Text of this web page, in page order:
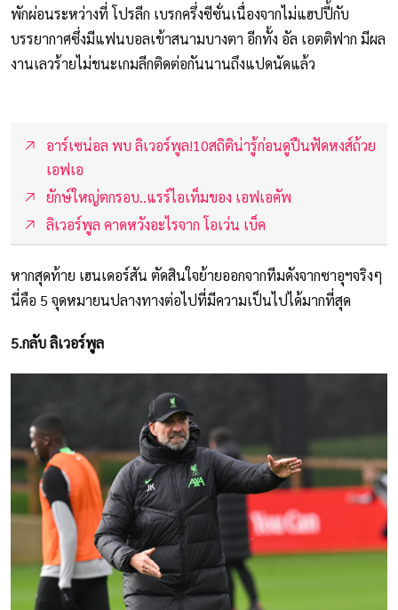
พักผ่อนระหว่างที่ โปรลีก เบรกครึ่งซีซั่นเนื่องจากไม่แฮปปี้กับ
บรรยากาศซึ่งมีแฟนบอลเข้าสนามบางตา อีกทั้ง อัล เอตติฟาก มีผล
งานเลวร้ายไม่ชนะเกมลีกติดต่อกันนานถึงแปดนัดแล้ว
อาร์เซน่อล พบ ลิเวอร์พูล!10สถิติน่ารู้ก่อนดูปืนฟัดหงส์ถ้วย
เอฟเอ
ยักษ์ใหญ่ตกรอบ..แรร์ไอเท็มของ เอฟเอคัพ
ลิเวอร์พูล คาดหวังอะไรจาก โอเว่น เบ็ค
หากสุดท้าย เฮนเดอร์สัน ตัดสินใจย้ายออกจากทีมดังจากซาอุฯจริงๆ
นี่คือ 5 จุดหมายนปลางทางต่อไปที่มีความเป็นไปได้มากที่สุด
5.กลับ ลิเวอร์พูล